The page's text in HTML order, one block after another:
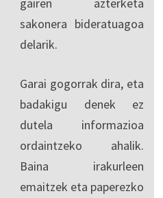
sakonera bideratuagoa
delarik.
Garai gogorrak dira, eta
badakigu denek ez
dutela informazioa
ordaintzeko ahalik.
Baina irakurleen
emaitzek eta paperezko